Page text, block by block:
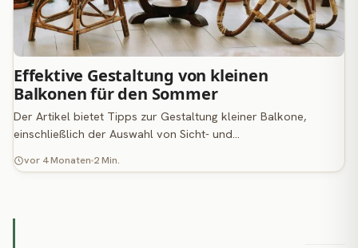
Effektive Gestaltung von kleinen
Balkonen für den Sommer
Der Artikel bietet Tipps zur Gestaltung kleiner Balkone,
einschließlich der Auswahl von Sicht- und…
vor 4 Monaten 2 Min.